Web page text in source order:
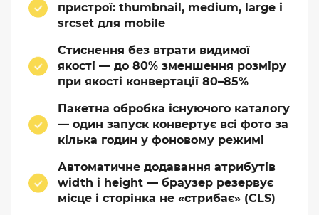
пристрої: thumbnail, medium, large і
srcset для mobile
Стиснення без втрати видимої
якості — до 80% зменшення розміру
при якості конвертації 80–85%
Пакетна обробка існуючого каталогу
— один запуск конвертує всі фото за
кілька годин у фоновому режимі
Автоматичне додавання атрибутів
width і height — браузер резервує
місце і сторінка не «стрибає» (CLS)